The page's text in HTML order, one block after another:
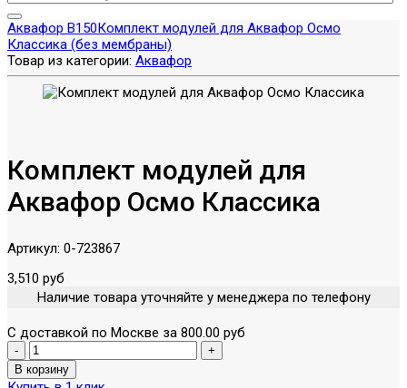
Аквафор В150Комплект модулей для Аквафор Осмо
Классика (без мембраны)
Товар из категории: Аквафор
Комплект модулей для
Аквафор Осмо Классика
Артикул: 0-723867
3,510 руб
Наличие товара уточняйте у менеджера по телефону
С доставкой по Москве за 800.00 руб